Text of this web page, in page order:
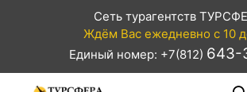
Сеть турагентств
Ждём Вас ежедневно с 10
Единый номер: +7(812) 643-